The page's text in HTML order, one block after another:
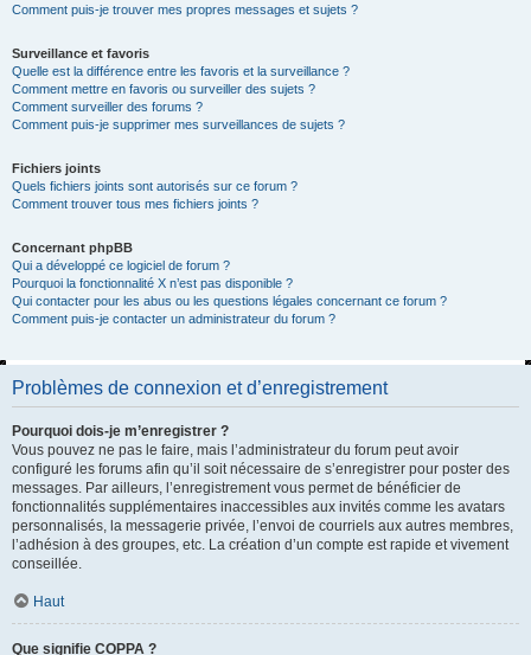
Comment puis-je trouver mes propres messages et sujets ?
Surveillance et favoris
Quelle est la différence entre les favoris et la surveillance ?
Comment mettre en favoris ou surveiller des sujets ?
Comment surveiller des forums ?
Comment puis-je supprimer mes surveillances de sujets ?
Fichiers joints
Quels fichiers joints sont autorisés sur ce forum ?
Comment trouver tous mes fichiers joints ?
Concernant phpBB
Qui a développé ce logiciel de forum ?
Pourquoi la fonctionnalité X n’est pas disponible ?
Qui contacter pour les abus ou les questions légales concernant ce forum ?
Comment puis-je contacter un administrateur du forum ?
Problèmes de connexion et d’enregistrement
Pourquoi dois-je m’enregistrer ?
Vous pouvez ne pas le faire, mais l’administrateur du forum peut avoir
configuré les forums afin qu’il soit nécessaire de s’enregistrer pour poster des
messages. Par ailleurs, l’enregistrement vous permet de bénéficier de
fonctionnalités supplémentaires inaccessibles aux invités comme les avatars
personnalisés, la messagerie privée, l’envoi de courriels aux autres membres,
l’adhésion à des groupes, etc. La création d’un compte est rapide et vivement
conseillée.
Haut
Que signifie COPPA ?